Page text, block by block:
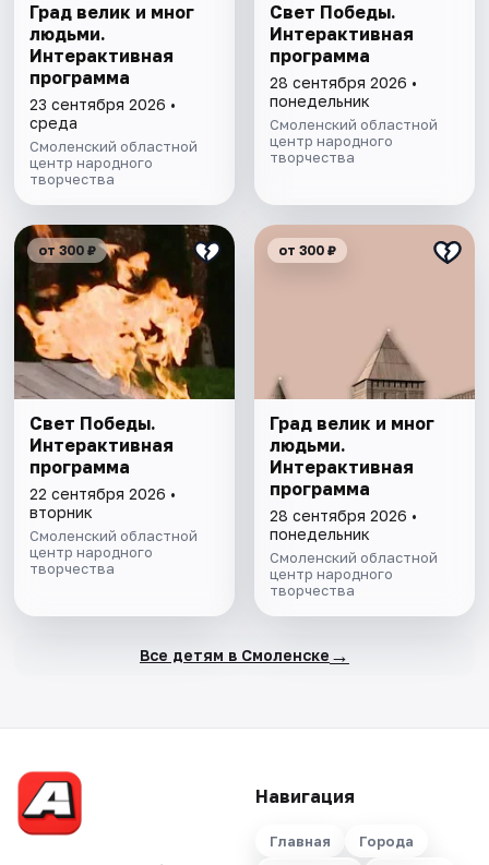
Град велик и мног
людьми.
Интерактивная
программа
23 сентября 2026 •
среда
Смоленский областной
центр народного
творчества
Свет Победы.
Интерактивная
программа
28 сентября 2026 •
понедельник
Смоленский областной
центр народного
творчества
от 300 ₽
Свет Победы.
Интерактивная
программа
22 сентября 2026 •
вторник
Смоленский областной
центр народного
творчества
от 300 ₽
Град велик и мног
людьми.
Интерактивная
программа
28 сентября 2026 •
понедельник
Смоленский областной
центр народного
творчества
Все детям в Смоленске →
Навигация
Главная Города